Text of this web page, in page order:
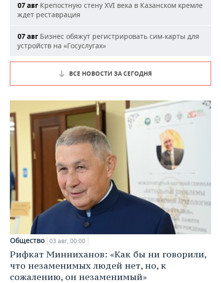
07 авг Крепостную стену XVI века в Казанском кремле
ждет реставрация
07 авг Бизнес обяжут регистрировать сим-карты для
устройств на «Госуслугах»
ВСЕ НОВОСТИ ЗА СЕГОДНЯ
Общество 03 авг, 00:00
Рифкат Минниханов: «Как бы ни говорили,
что незаменимых людей нет, но, к
сожалению, он незаменимый»